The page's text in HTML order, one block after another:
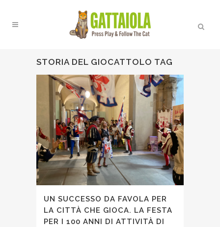
STORIA DEL GIOCATTOLO TAG
UN SUCCESSO DA FAVOLA PER
LA CITTÀ CHE GIOCA. LA FESTA
PER I 100 ANNI DI ATTIVITÀ DI